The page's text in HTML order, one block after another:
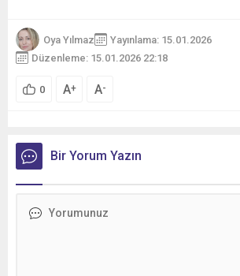
Oya Yılmaz
Yayınlama: 15.01.2026
Düzenleme: 15.01.2026 22:18
0 A+ A-
Bir Yorum Yazın